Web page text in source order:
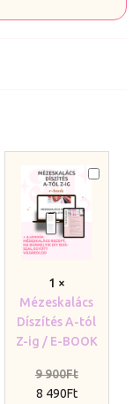
E-
BOOK
1 ×
Mézeskalács
Díszítés A-tól
Z-ig / E-BOOK
9 900Ft
8 490Ft